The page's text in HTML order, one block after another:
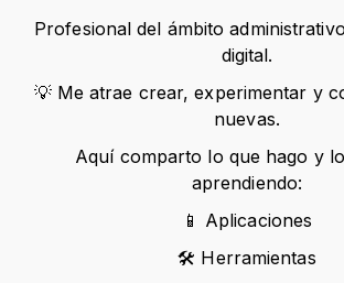
Profesional del ámbito
digital.
💡 Me atrae crear, experimentar y
nuevas.
Aquí comparto lo que hago y
aprendiendo:
📱 Aplicaciones
🛠 Herramientas